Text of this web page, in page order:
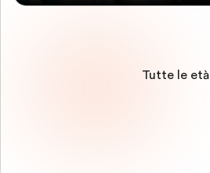
Tutte le età